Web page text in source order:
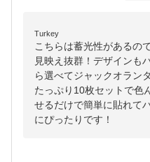
Turkey
こちらは蓄光性があるの
見映え抜群！デザインも
ら選べてジャックオラン
たっぷり10枚セットで色
せるだけで簡単に貼れて
にぴったりです！